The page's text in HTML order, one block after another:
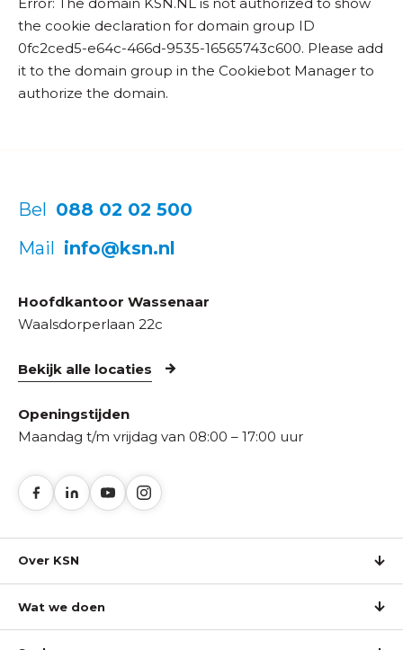
the cookie declaration for domain group ID
0fc2ced5-e64c-466d-9535-16565743c600. Please add
it to the domain group in the Cookiebot Manager to
authorize the domain.
Bel 088 02 02 500
Mail info@ksn.nl
Hoofdkantoor Wassenaar
Waalsdorperlaan 22c
Bekijk alle locaties
Openingstijden
Maandag t/m vrijdag van 08:00 – 17:00 uur
Over KSN
Wat we doen